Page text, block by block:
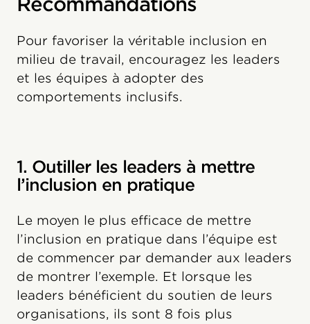
Pour favoriser la véritable inclusion en
milieu de travail, encouragez les leaders
et les équipes à adopter des
comportements inclusifs.
1. Outiller les leaders à mettre
l’inclusion en pratique
Le moyen le plus efficace de mettre
l’inclusion en pratique dans l’équipe est
de commencer par demander aux leaders
de montrer l’exemple. Et lorsque les
leaders bénéficient du soutien de leurs
organisations, ils sont 8 fois plus